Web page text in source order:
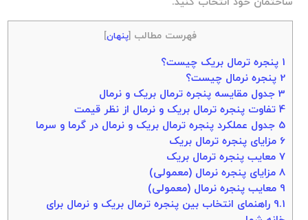
فهرست مطالب [پنهان]
1 پنجره ترمال بریک چیست؟
2 پنجره نرمال چیست؟
3 جدول مقایسه پنجره ترمال بریک و نرمال
4 تفاوت پنجره ترمال بریک و نرمال از نظر قیمت
5 جدول عملکرد پنجره ترمال بریک و نرمال در گرما و سرما
6 مزایای پنجره ترمال بریک
7 معایب پنجره ترمال بریک
8 مزایای پنجره نرمال (معمولی)
9 معایب پنجره نرمال (معمولی)
9.1 راهنمای انتخاب بین پنجره ترمال بریک و نرمال برای